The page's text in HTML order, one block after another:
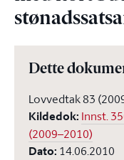
Dette
Lovvedtak 83
Kildedok: Innst.
(2009–2010)
Dato: 14.06.2010